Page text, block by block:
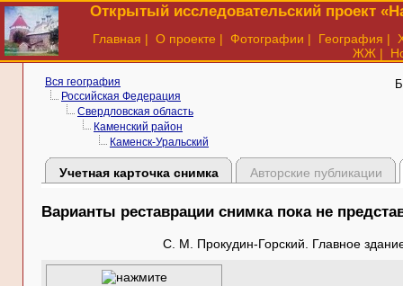
Открытый исследовательский проект
Главная | О проекте | Фотографии | География |
ЖЖ |
Вся география
Российская Федерация
Свердловская область
Каменский район
Каменск-Уральский
Учетная карточка снимка Авторские публикации
Варианты реставрации снимка пока не
С. М. Прокудин-Горский. Главное